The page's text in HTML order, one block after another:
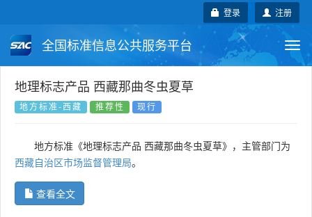
注册
登录
全国标准信息公共服务平台
国家标准 行业标准
国外标准 技术委员会
地理标志产品 西藏那曲冬虫夏草
地方标准-西藏 推荐性 现行
地方标准《地理标志产品 西藏那曲冬虫夏草》，主管部门为
西藏自治区市场监督管理局。
查看全文